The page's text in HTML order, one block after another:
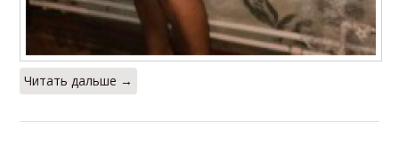
Читать дальше →